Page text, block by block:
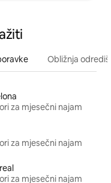
Obližnja
za mjesečni najam
za mjesečni najam
za mjesečni najam